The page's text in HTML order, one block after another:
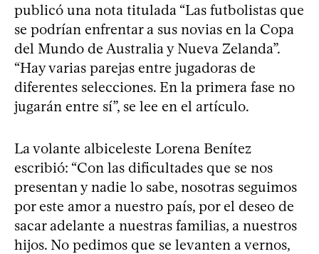
publicó una nota titulada “Las futbolistas que
se podrían enfrentar a sus novias en la Copa
del Mundo de Australia y Nueva Zelanda”.
“Hay varias parejas entre jugadoras de
diferentes selecciones. En la primera fase no
jugarán entre sí”, se lee en el artículo.
La volante albiceleste Lorena Benítez
escribió: “Con las dificultades que se nos
presentan y nadie lo sabe, nosotras seguimos
por este amor a nuestro país, por el deseo de
sacar adelante a nuestras familias, a nuestros
hijos. No pedimos que se levanten a vernos,